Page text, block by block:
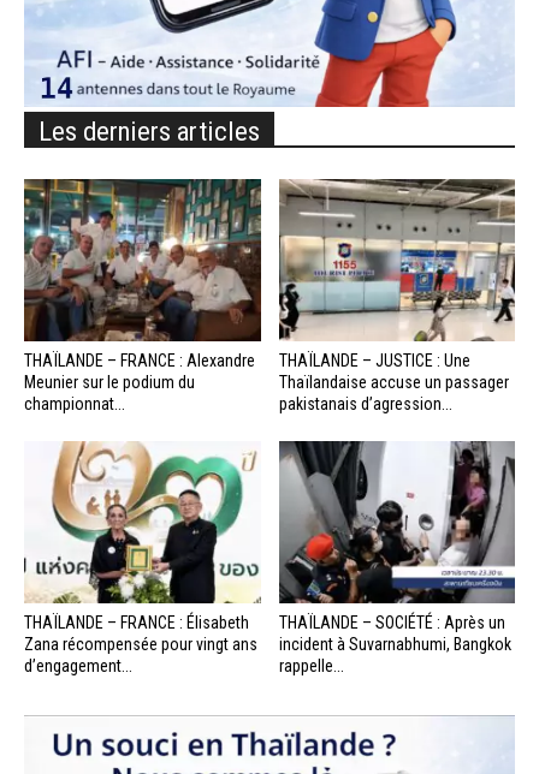
Les derniers articles
THAÏLANDE – FRANCE : Alexandre
Meunier sur le podium du
championnat...
THAÏLANDE – JUSTICE : Une
Thaïlandaise accuse un passager
pakistanais d’agression...
THAÏLANDE – FRANCE : Élisabeth
Zana récompensée pour vingt ans
d’engagement...
THAÏLANDE – SOCIÉTÉ : Après un
incident à Suvarnabhumi, Bangkok
rappelle...